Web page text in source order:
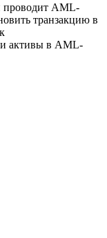
проводит AML-
транзакцию в
активы в AML-